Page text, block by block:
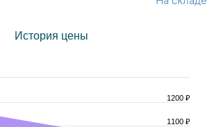
История цены
1100 ₽
1200 ₽